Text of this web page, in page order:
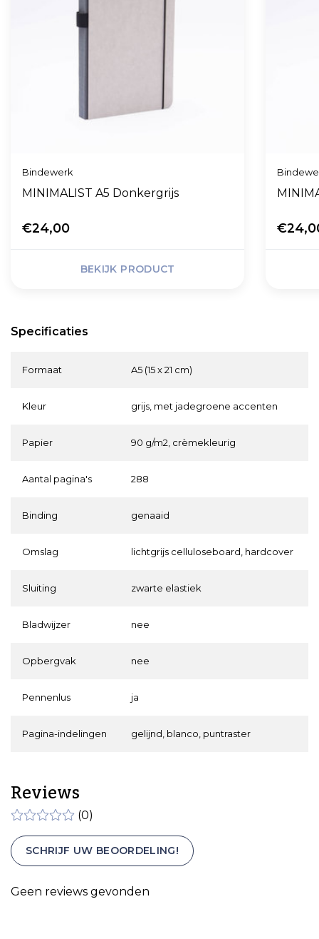
Specificaties
Formaat A5 (15 x 21 cm)
Kleur grijs, met jadegroene accenten
Papier 90 g/m2, crèmekleurig
Aantal pagina's 288
Binding genaaid
Omslag lichtgrijs celluloseboard, hardcover
Sluiting zwarte elastiek
Bladwijzer nee
Opbergvak nee
Pennenlus ja
Pagina-indelingen gelijnd, blanco, puntraster
Bindewerk
MINIMALIST A5 Donkergrijs
€24,00
BEKIJK PRODUCT
Reviews
(0)
SCHRIJF UW BEOORDELING!
Geen reviews gevonden